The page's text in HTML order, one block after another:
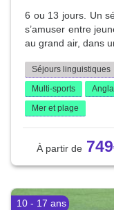
6 ou 13 jours. Un
s’amuser entre
au grand air, dans
Séjours linguistiques
Multi-sports
Mer et plage
749
10 - 17 ans